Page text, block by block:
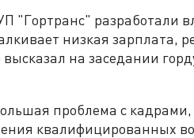
"Гортранс" разработали
низкая зарплата,
на заседании
проблема с
квалифицированных